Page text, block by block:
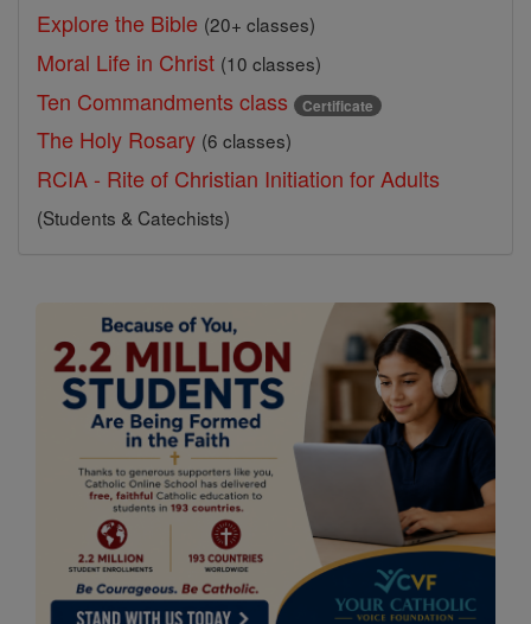
Explore the Bible (20+ classes)
Moral Life in Christ (10 classes)
Ten Commandments class Certificate
The Holy Rosary (6 classes)
RCIA - Rite of Christian Initiation for Adults
(Students & Catechists)